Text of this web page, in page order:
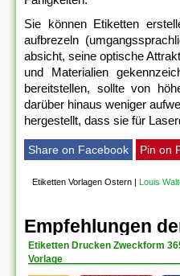
Sie können Etiketten
aufbrezeln
absicht, seine optische
und Materialien
bereitstellen, sollte von
darüber hinaus weniger
hergestellt, dass sie für
Share on Facebook Pin on
Etiketten Vorlagen Ostern | Louis
Empfehlungen
Etiketten Drucken Zweckform
Vorlage